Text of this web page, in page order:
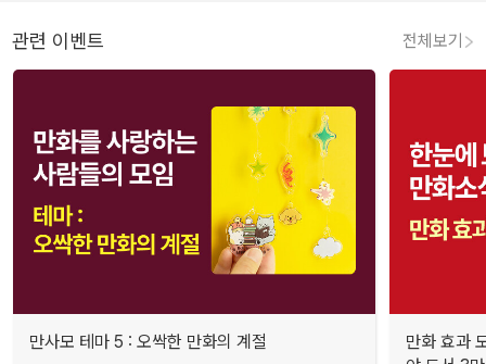
관련 이벤트 전체보기
만사모 테마 5 : 오싹한 만화의 계절
만화 효과